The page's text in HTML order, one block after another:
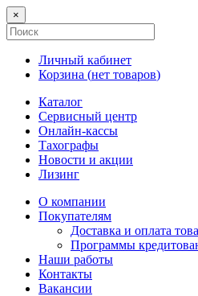
×
Личный кабинет
Корзина (нет товаров)
Каталог
Сервисный центр
Онлайн-кассы
Тахографы
Новости и акции
Лизинг
О компании
Покупателям
Доставка и оплата
Программы
Наши работы
Контакты
Вакансии